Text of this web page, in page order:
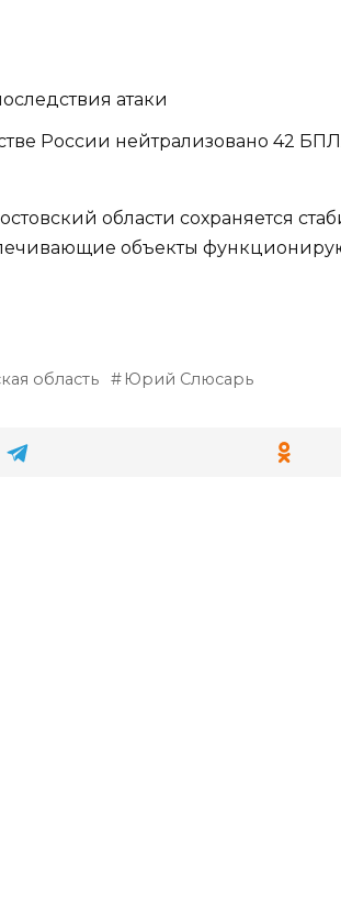
атаки
России нейтрализовано 42
области сохраняется
объекты
область Юрий Слюсарь